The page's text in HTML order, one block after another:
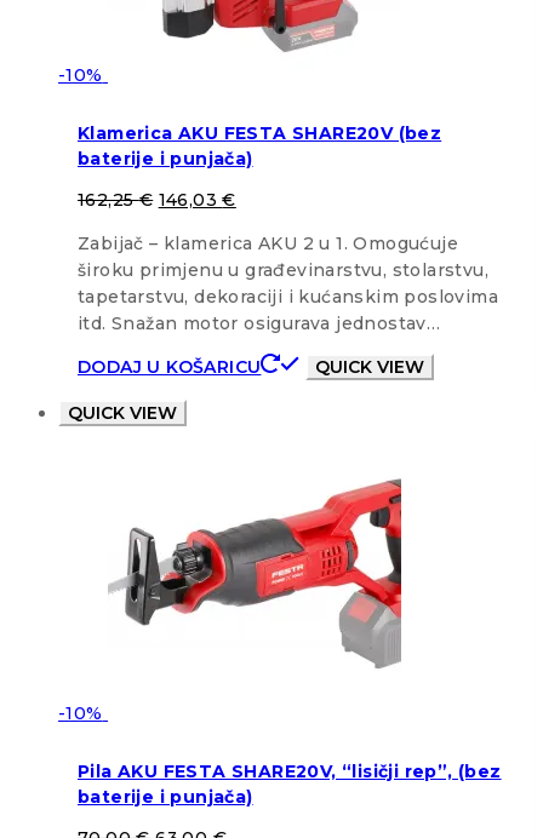
-10%
Klamerica AKU FESTA SHARE20V (bez
baterije i punjača)
162,25€ 146,03€
Zabijač – klamerica AKU 2 u 1. Omogućuje
široku primjenu u građevinarstvu, stolarstvu,
tapetarstvu, dekoraciji i kućanskim poslovima
itd. Snažan motor osigurava jednostav…
DODAJ U KOŠARICU
QUICK VIEW
QUICK VIEW
-10%
Pila AKU FESTA SHARE20V, “lisičji rep”, (bez
baterije i punjača)